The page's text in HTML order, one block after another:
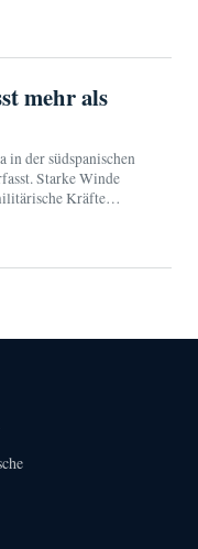
mehr als
der südspanischen
Starke Winde
Kräfte